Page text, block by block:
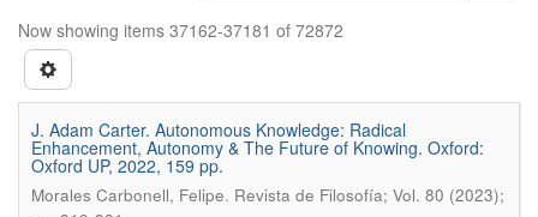
Now showing items 37162-37181 of 72872
J. Adam Carter. Autonomous Knowledge: Radical
Enhancement, Autonomy & The Future of Knowing. Oxford:
Oxford UP, 2022, 159 pp.
Morales Carbonell, Felipe. Revista de Filosofía; Vol. 80 (2023);